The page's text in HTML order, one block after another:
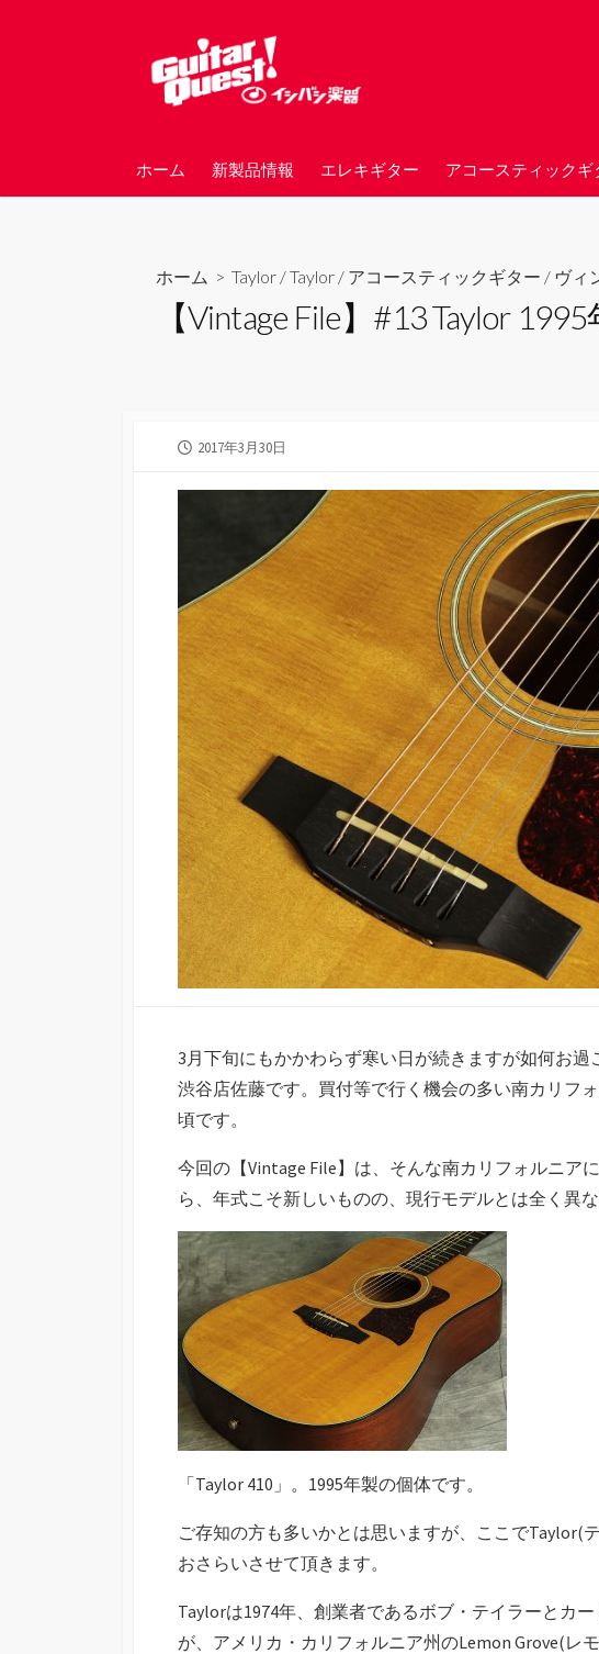
ホーム 新製品情報 エレキギター アコースティックギ
ホーム > Taylor /Taylor / アコースティックギター / ヴィ
【Vintage File】#13 Taylor
公
日
2017年3月30日
3月下旬にもかかわらず寒い日が続きますが如何お過
渋谷店佐藤です。買付等で行く機会の多い南カリフ
頃です。
今回の【Vintage File】は、そんな南カリフォルニア
ら、年式こそ新しいものの、現行モデルとは全く異
「Taylor 410」。1995年製の個体です。
ご存知の方も多いかとは思いますが、ここでTaylor(
おさらいさせて頂きます。
Taylorは1974年、創業者であるボブ・テイラーとカ
が、アメリカ・カリフォルニア州のLemon Grove(レ